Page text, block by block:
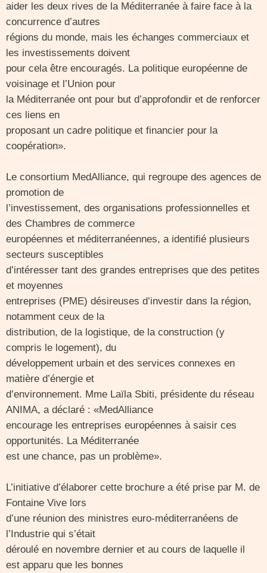
aider les deux rives de la Méditerranée à faire face à la
concurrence d’autres
régions du monde, mais les échanges commerciaux et
les investissements doivent
pour cela être encouragés. La politique européenne de
voisinage et l’Union pour
la Méditerranée ont pour but d’approfondir et de renforcer
ces liens en
proposant un cadre politique et financier pour la
coopération».
Le consortium MedAlliance, qui regroupe des agences de
promotion de
l’investissement, des organisations professionnelles et
des Chambres de commerce
européennes et méditerranéennes, a identifié plusieurs
secteurs susceptibles
d’intéresser tant des grandes entreprises que des petites
et moyennes
entreprises (PME) désireuses d’investir dans la région,
notamment ceux de la
distribution, de la logistique, de la construction (y
compris le logement), du
développement urbain et des services connexes en
matière d’énergie et
d’environnement. Mme Laїla Sbiti, présidente du réseau
ANIMA, a déclaré : «MedAlliance
encourage les entreprises européennes à saisir ces
opportunités. La Méditerranée
est une chance, pas un problème».
L’initiative d’élaborer cette brochure a été prise par M. de
Fontaine Vive lors
d’une réunion des ministres euro-méditerranéens de
l’Industrie qui s’était
déroulé en novembre dernier et au cours de laquelle il
est apparu que les bonnes